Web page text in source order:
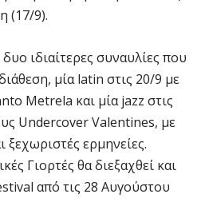
(17/9).
ιδιαίτερες συναυλίες που
μία latin στις 20/9 με
Metrela και μία jazz στις
Undercover Valentines, με
ερμηνείες.
Γιορτές θα διεξαχθεί και
από τις 28 Αυγούστου